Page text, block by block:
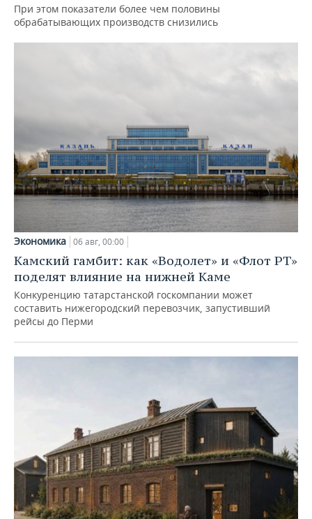
При этом показатели более чем половины
обрабатывающих производств снизились
Экономика 06 авг, 00:00
Камский гамбит: как «Водолет» и «Флот РТ»
поделят влияние на нижней Каме
Конкуренцию татарстанской госкомпании может
составить нижегородский перевозчик, запустивший
рейсы до Перми